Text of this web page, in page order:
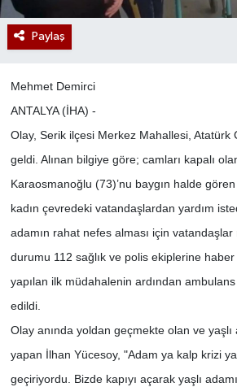
Paylaş
Mehmet Demirci
ANTALYA (İHA) -
Olay, Serik ilçesi Merkez Mahallesi, Atatürk
geldi. Alınan bilgiye göre; camları kapalı
Karaosmanoğlu (73)’nu baygın halde
kadın çevredeki vatandaşlardan yardım
adamın rahat nefes alması için
durumu 112 sağlık ve polis ekiplerine haber
yapılan ilk müdahalenin ardından
edildi.
Olay anında yoldan geçmekte olan ve
yapan İlhan Yücesoy, "Adam ya kalp krizi
geçiriyordu. Bizde kapıyı açarak yaşlı